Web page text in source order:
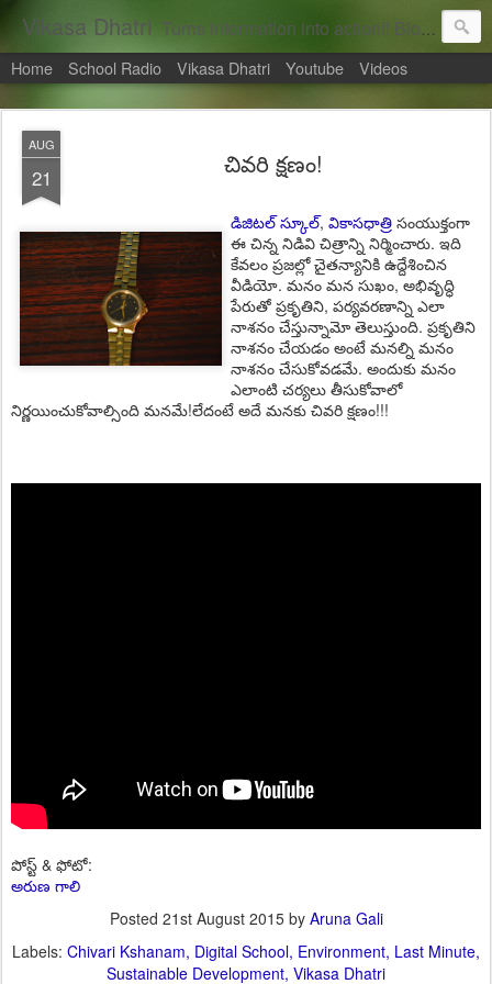
Vikasa Dhatri Turns information into action!! Blogs on Sustainability
Home School Radio Vikasa Dhatri Youtube Videos
AUG
21 చివరి క్షణం!
డిజిటల్ స్కూల్, వికాసధాత్రి సంయుక్తంగా
ఈ చిన్న నిడివి చిత్రాన్ని నిర్మించారు. ఇది
కేవలం ప్రజల్లో చైతన్యానికి ఉద్దేశించిన
వీడియో. మనం మన సుఖం, అభివృద్ధి
పేరుతో ప్రకృతిని, పర్యవరణాన్ని ఎలా
నాశనం చేస్తున్నామో తెలుస్తుంది. ప్రకృతిని
నాశనం చేయడం అంటే మనల్ని మనం
నాశనం చేసుకోవడమే. అందుకు మనం
ఎలాంటి చర్యలు తీసుకోవాలో
నిర్ణయించుకోవాల్సింది మనమే!లేదంటే అదే మనకు చివరి క్షణం!!!
పోస్ట్ & ఫోటో:
అరుణ గాలి
Posted 21st August 2015by Aruna Gali
Labels: Chivari Kshanam Digital School Environment Last Minute
Sustainable Development Vikasa Dhatri